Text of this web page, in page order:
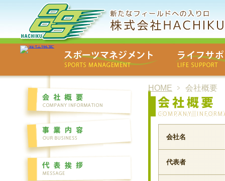
HOME 会社概要
会社名
代表者